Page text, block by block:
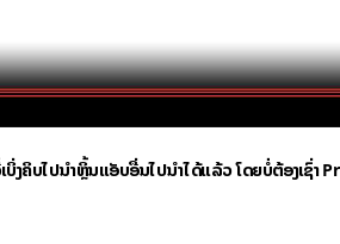
ບິ່ງຄິບໄປນຳຫຼິ້ນແອັບອື່ນໄປນຳໄດ້ແລ້ວ ໂດຍບໍ່ຕ້ອງເຊົ່າ